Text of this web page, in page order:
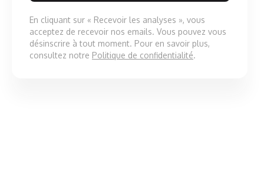
En cliquant sur « Recevoir les analyses », vous
acceptez de recevoir nos emails. Vous pouvez vous
désinscrire à tout moment. Pour en savoir plus,
consultez notre Politique de confidentialité.